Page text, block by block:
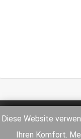
Diese Website
Ihren Komfort.